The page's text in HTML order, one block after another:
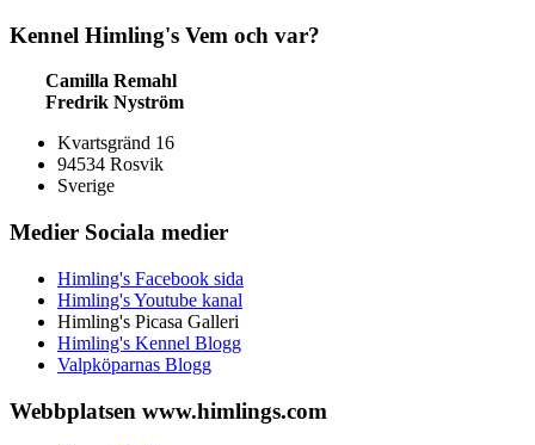
Kennel Himling's Vem och var?
Camilla Remahl
Fredrik Nyström
Kvartsgränd 16
94534 Rosvik
Sverige
Medier Sociala medier
Himling's Facebook sida
Himling's Youtube kanal
Himling's Picasa Galleri
Himling's Kennel Blogg
Valpköparnas Blogg
Webbplatsen www.himlings.com